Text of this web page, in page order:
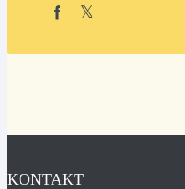
KONTAKT